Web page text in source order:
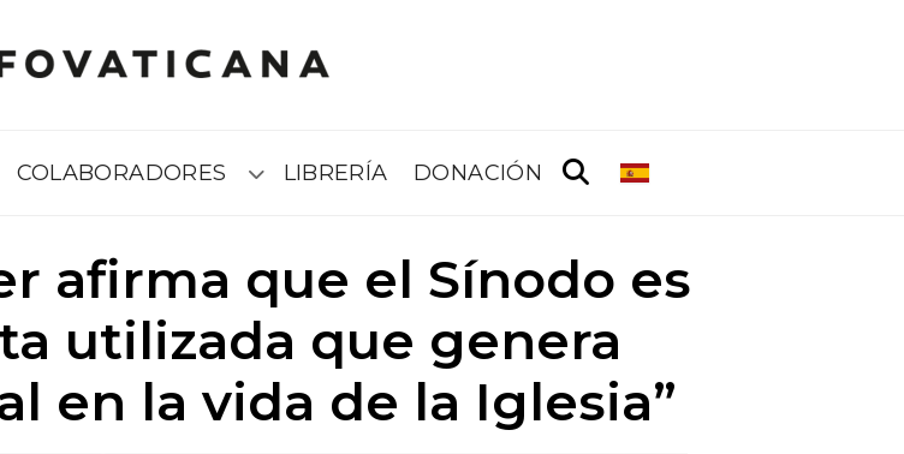
COLABORADORES Submenú
LIBRERÍA DONACIÓN
afirma que el Sínodo es
utilizada que genera
en la vida de la Iglesia”